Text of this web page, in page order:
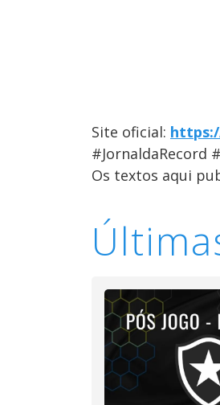
Site oficial:
#JornaldaRecord
Os textos aqui